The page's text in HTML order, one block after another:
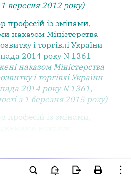
1 вересня 2012 року)
професій із змінами,
наказом Міністерства
і торгівлі України
2014 року N 1361
наказом Міністерства
і торгівлі України
2014 року N 1361,
з 1 березня 2015 року)
професій із змінами,